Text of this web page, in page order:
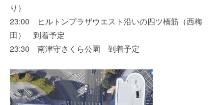
り）
23:00 ヒルトンプラザウエスト沿いの四ツ橋筋（西梅
田） 到着予定
23:30 南津守さくら公園 到着予定